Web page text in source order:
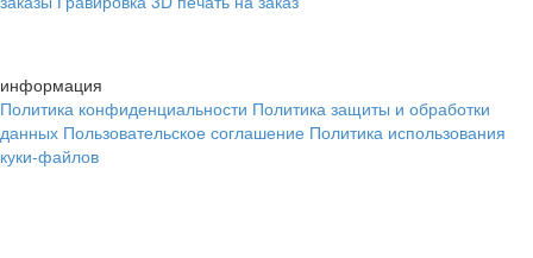
информация
Политика конфиденциальности Политика защиты и обработки
данных Пользовательское соглашение Политика использования
куки-файлов